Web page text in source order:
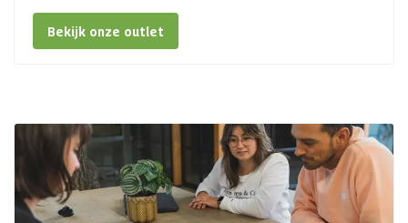
Bekijk onze outlet